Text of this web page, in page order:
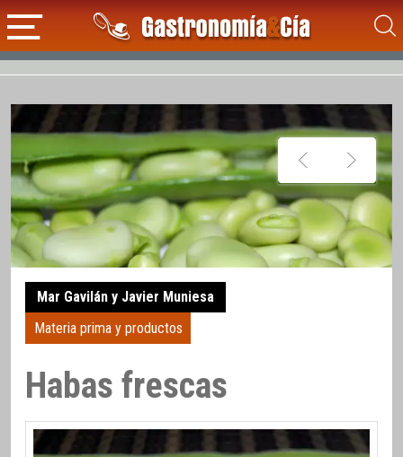
Mar Gavilán y Javier Muniesa
Materia prima y productos
Habas frescas